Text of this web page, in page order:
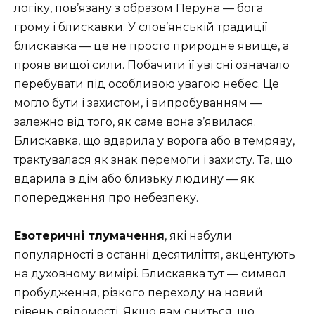
логіку, пов’язану з образом Перуна — бога
грому і блискавки. У слов’янській традиції
блискавка — це не просто природне явище, а
прояв вищої сили. Побачити її уві сні означало
перебувати під особливою увагою небес. Це
могло бути і захистом, і випробуванням —
залежно від того, як саме вона з’явилася.
Блискавка, що вдарила у ворога або в темряву,
трактувалася як знак перемоги і захисту. Та, що
вдарила в дім або близьку людину — як
попередження про небезпеку.
Езотеричні тлумачення, які набули
популярності в останні десятиліття, акцентують
на духовному вимірі. Блискавка тут — символ
пробудження, різкого переходу на новий